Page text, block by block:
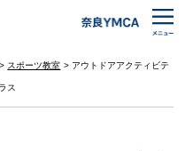
スポーツ教室 アウトドアアクティビテ
ス